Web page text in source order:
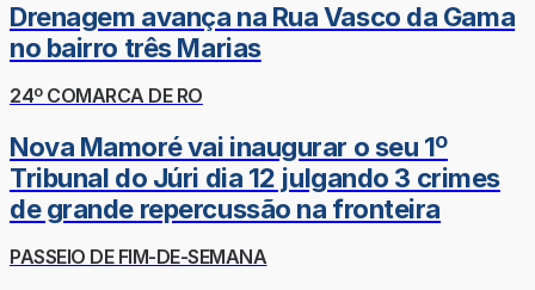
Drenagem avança na Rua Vasco da Gama
no bairro três Marias
24º COMARCA DE RO
Nova Mamoré vai inaugurar o seu 1º
Tribunal do Júri dia 12 julgando 3 crimes
de grande repercussão na fronteira
PASSEIO DE FIM-DE-SEMANA